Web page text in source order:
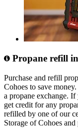
Propane refill
Purchase and refill
Cohoes to save
a propane exchange.
get credit for any
refilled by one of our
Storage of Cohoes